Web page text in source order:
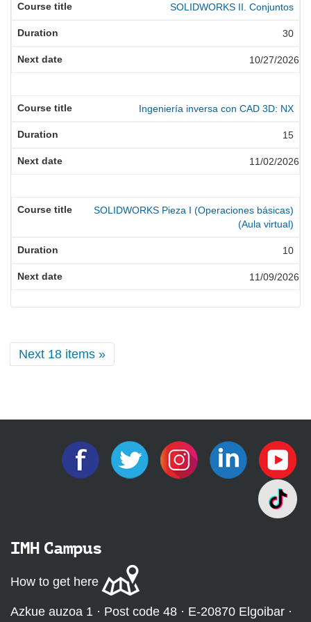
SOLIDWORKS II. Conjuntos
30
10/27/2026
Ingeniería inversa con CAD 3D: NX
15
11/02/2026
SOLIDWORKS Pieza I (Operaciones básicas)
(Aula virtual)
10
11/09/2026
Next 18 items »
IMH Campus
How to get here
Azkue auzoa 1 · Post code 48 · E-20870 Elgoibar ·